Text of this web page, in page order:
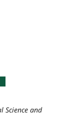
Science and